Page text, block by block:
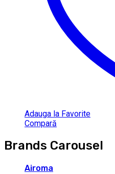
Adauga la Favorite
Compară
Brands Carousel
Airoma